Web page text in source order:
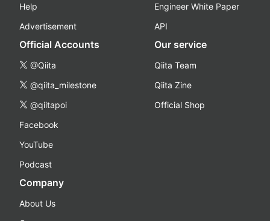
Help
Advertisement
Engineer White Paper
API
Official Accounts
@Qiita
@qiita_milestone
@qiitapoi
Facebook
YouTube
Podcast
Our service
Qiita Team
Qiita Zine
Official Shop
Company
About Us